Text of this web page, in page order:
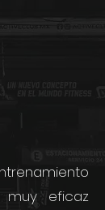
eficaz